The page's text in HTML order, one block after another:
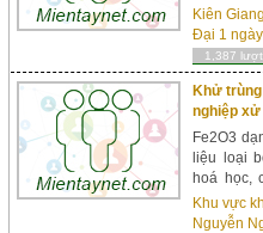
phân
phân phối,
Kiên Giang
Đại 1
1,387
Khử
nghiệp
Fe2O3
liệu loại
hoá học,
Ngoài ra
nước, loại
Khu vực
Nguyễn